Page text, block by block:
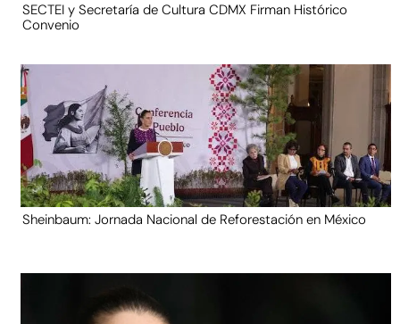
SECTEI y Secretaría de Cultura CDMX Firman Histórico
Convenio
Sheinbaum: Jornada Nacional de Reforestación en México